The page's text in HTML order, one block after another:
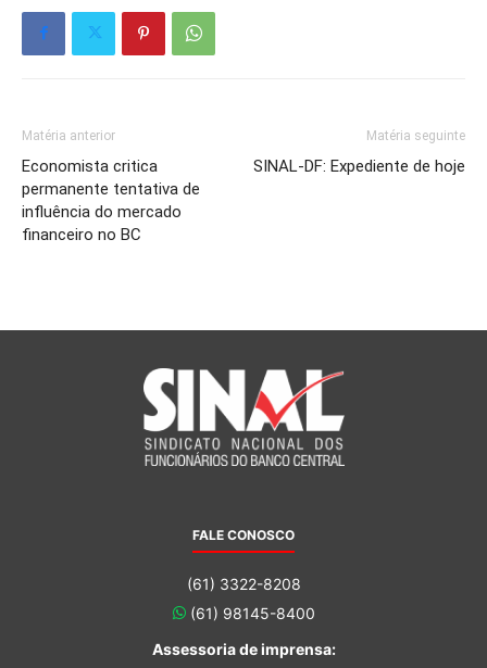
Matéria anterior
Economista critica
permanente tentativa de
influência do mercado
financeiro no BC
Matéria seguinte
SINAL-DF: Expediente de hoje
FALE CONOSCO
(61) 3322-8208
(61) 98145-8400
Assessoria de imprensa: